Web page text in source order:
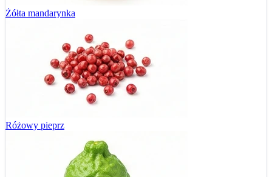
Żółta mandarynka
Różowy pieprz